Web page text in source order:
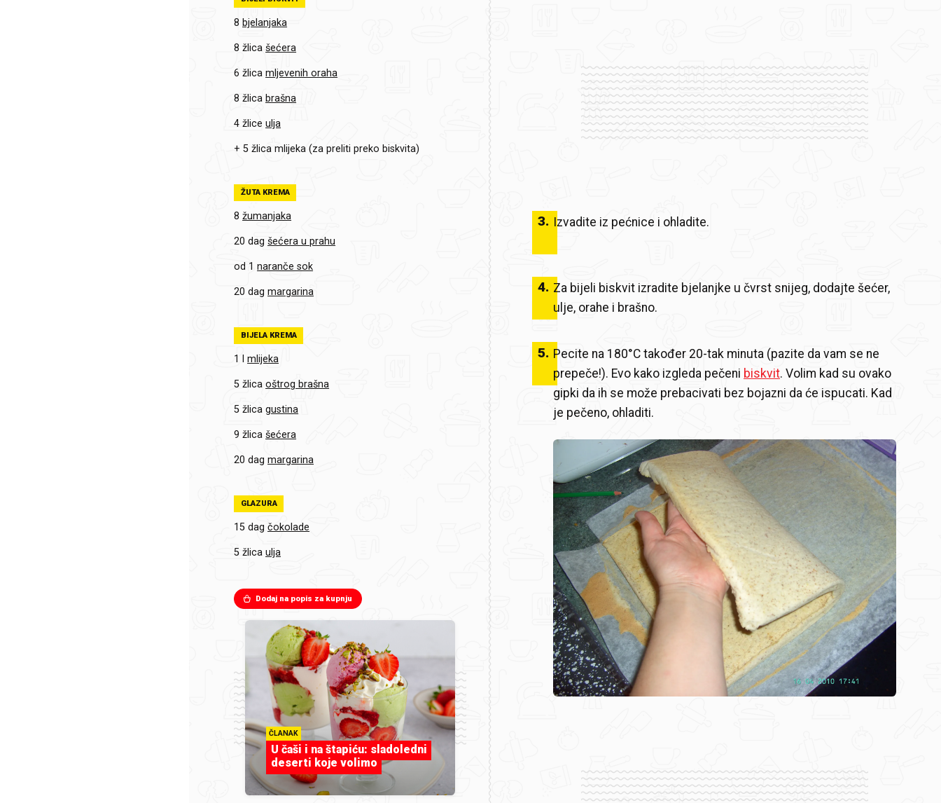
8 bjelanjaka
8 žlica šećera
6 žlica mljevenih oraha
8 žlica brašna
4 žlice ulja
+ 5 žlica mlijeka (za preliti preko biskvita)
ŽUTA KREMA
8 žumanjaka
20 dag šećera u prahu
od 1 naranče sok
20 dag margarina
BIJELA KREMA
1 l mlijeka
5 žlica oštrog brašna
5 žlica gustina
9 žlica šećera
20 dag margarina
GLAZURA
15 dag čokolade
5 žlica ulja
Dodaj na popis za kupnju
ČLANAK
U čaši i na štapiću: sladoledni
deserti koje volimo
3. Izvadite iz pećnice i ohladite.
4. Za bijeli biskvit izradite bjelanjke u čvrst snijeg, dodajte šećer,
ulje, orahe i brašno.
5. Pecite na 180°C također 20-tak minuta (pazite da vam se ne
prepeče!). Evo kako izgleda pečeni biskvit. Volim kad su ovako
gipki da ih se može prebacivati bez bojazni da će ispucati. Kad
je pečeno, ohladiti.